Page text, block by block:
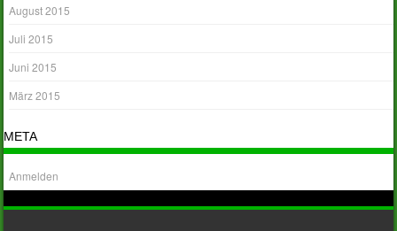
August 2015
Juli 2015
Juni 2015
März 2015
META
Anmelden